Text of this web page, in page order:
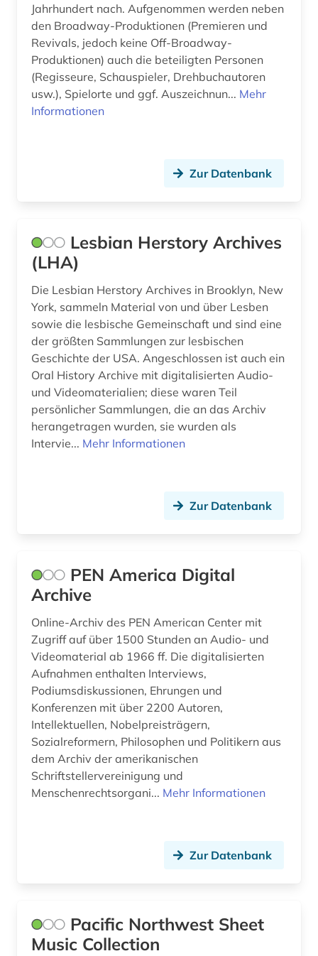
geschichte 1600-1900 (2)
geschichte 1650 (1)
geschichte 1740-1900 (1)
geschichte 1789 - 1875 (1)
geschichte 1789-1838 (1)
geschichte 1789-1865 (1)
geschichte 1789-1930 (1)
geschichte 1800-1920 (1)
geschichte 1800-2010 (1)
geschichte 1817-1980 (1)
geschichte 1820-1939 (1)
geschichte 1821-1837 (1)
geschichte 1830-1945 (1)
geschichte 1838-1852 (1)
geschichte 1850-1920 (1)
geschichte 1870-1920 (1)
geschichte 1892-1957 (1)
Jahrhundert nach. Aufgenommen werden neben
den Broadway-Produktionen (Premieren und
Revivals, jedoch keine Off-Broadway-
Produktionen) auch die beteiligten Personen
(Regisseure, Schauspieler, Drehbuchautoren
usw.), Spielorte und ggf. Auszeichnun... Mehr
Informationen
Zur Datenbank
Lesbian Herstory Archives
(LHA)
Die Lesbian Herstory Archives in Brooklyn, New
York, sammeln Material von und über Lesben
sowie die lesbische Gemeinschaft und sind eine
der größten Sammlungen zur lesbischen
Geschichte der USA. Angeschlossen ist auch ein
Oral History Archive mit digitalisierten Audio-
und Videomaterialien; diese waren Teil
persönlicher Sammlungen, die an das Archiv
herangetragen wurden, sie wurden als
Intervie... Mehr Informationen
Zur Datenbank
PEN America Digital
Archive
Online-Archiv des PEN American Center mit
Zugriff auf über 1500 Stunden an Audio- und
Videomaterial ab 1966 ff. Die digitalisierten
Aufnahmen enthalten Interviews,
Podiumsdiskussionen, Ehrungen und
Konferenzen mit über 2200 Autoren,
Intellektuellen, Nobelpreisträgern,
Sozialreformern, Philosophen und Politikern aus
dem Archiv der amerikanischen
Schriftstellervereinigung und
Menschenrechtsorgani... Mehr Informationen
Zur Datenbank
Pacific Northwest Sheet
Music Collection